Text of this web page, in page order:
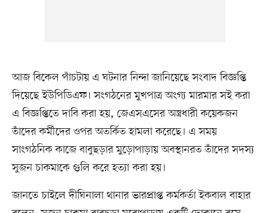
আজ বিকেল পাঁচটায় এ ঘটনার নিন্দা জানিয়েছে সংবাদ বিজ্ঞপ্তি
দিয়েছে ইউপিডিএফ। সংগঠনের মুখপাত্র অংগ্য মারমার সই করা
এ বিজ্ঞপ্তিতে দাবি করা হয়, জেএসএসের অস্ত্রধারী কয়েকজন
তাঁদের কর্মীদের ওপর অতর্কিত হামলা করেছে। এ সময়
সাংগঠনিক কাজে বাবুছড়ার মুড়োপাড়ায় অবস্থানরত তাঁদের সদস্য
সুজন চাকমাকে গুলি করে হত্যা করা হয়।
জানতে চাইলে দীঘিনালা থানার ভারপ্রাপ্ত কর্মকর্তা ইকবাল বাহার